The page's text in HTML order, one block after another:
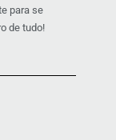
para se
de tudo!